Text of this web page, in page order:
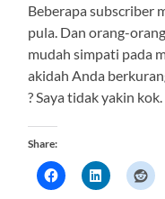
Beberapa subscriber
pula. Dan orang-
mudah simpati pada
akidah Anda
? Saya tidak yakin kok.
Share: